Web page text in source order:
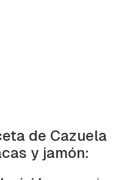
de Cazuela
y jamón: